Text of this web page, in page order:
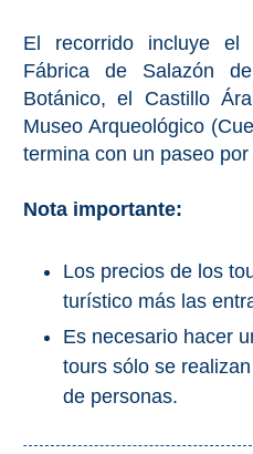
ALPUJARRAS
➜
Lanjarón
Órgiva
Bubión
Capileira
El recorrido incluye
Fábrica de Salazón
Botánico, el Castillo
Museo Arqueológico
termina con un paseo
Nota importante:
Los precios de los
turístico más las
Es necesario hacer
tours sólo se
de personas.